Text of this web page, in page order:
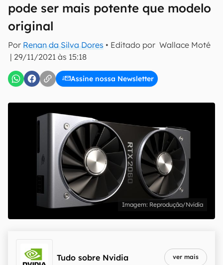
pode ser mais potente que modelo
original
Por Renan da Silva Dores • Editado por Wallace Moté
| 29/11/2021 às 15:18
Assine nossa Newsletter
E-mail
inscreva-se
Confirmo que li, aceito e concordo com os Termos de
Uso e Política de Privacidade do Canaltech.
Reprodução/Nvidia
Tudo sobre Nvidia ver mais